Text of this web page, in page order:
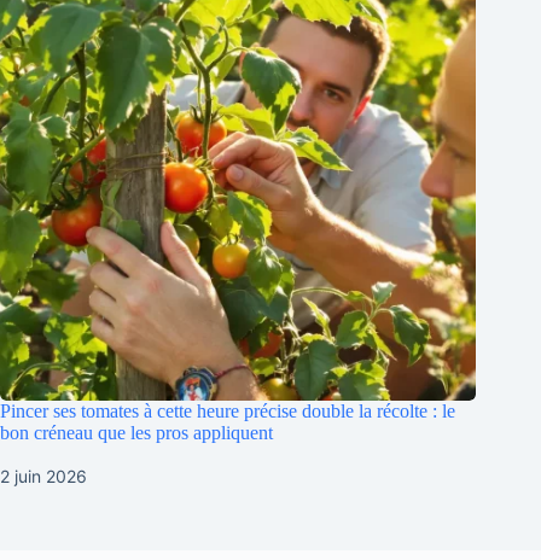
Pincer ses tomates à cette heure précise double la récolte : le
bon créneau que les pros appliquent
2 juin 2026